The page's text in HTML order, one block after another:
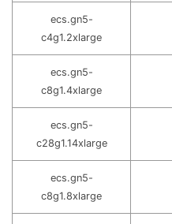
ecs.gn5-
c4g1.2xlarge
ecs.gn5-
c8g1.4xlarge
ecs.gn5-
c28g1.14xlarge
ecs.gn5-
c8g1.8xlarge